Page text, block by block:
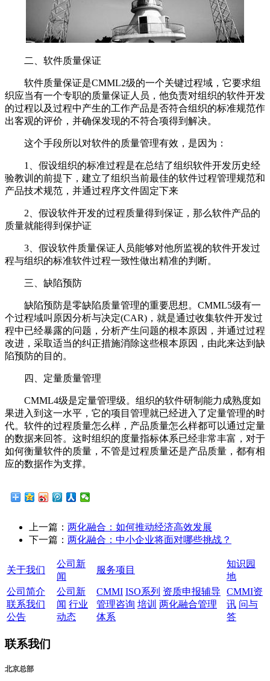
二、软件质量保证
软件质量保证是CMML2级的一个关键过程域，它要求组
织应当有一个专职的质量保证人员，他负责对组织的软件开发
的过程以及过程中产生的工作产品是否符合组织的标准规范作
出客观的评价，并确保发现的不符合项得到解决。
这个手段所以对软件的质量管理有效，是因为：
1、假设组织的标准过程是在总结了组织软件开发历史经
验教训的前提下，建立了组织当前最佳的软件过程管理规范和
产品技术规范，并通过程序文件固定下来
2、假设软件开发的过程质量得到保证，那么软件产品的
质量就能得到保护证
3、假设软件质量保证人员能够对他所监视的软件开发过
程与组织的标准软件过程一致性做出精准的判断。
三、缺陷预防
缺陷预防是零缺陷质量管理的重要思想。CMML5级有一
个过程域叫原因分析与决定(CAR)，就是通过收集软件开发过
程中已经暴露的问题，分析产生问题的根本原因，并通过过程
改进，采取适当的纠正措施消除这些根本原因，由此来达到缺
陷预防的目的。
四、定量质量管理
CMML4级是定量管理级。组织的软件研制能力成熟度如
果进入到这一水平，它的项目管理就已经进入了定量管理的时
代。软件的过程质量怎么样，产品质量怎么样都可以通过定量
的数据来回答。这时组织的度量指标体系已经非常丰富，对于
如何衡量软件的质量，不管是过程质量还是产品质量，都有相
应的数据作为支撑。
上一篇： 两化融合：如何推动经济高效发展
下一篇： 两化融合：中小企业将面对哪些挑战？
关于我们
公司新
闻
服务项目
知识园
地
公司简介
联系我们
公告
公司新
闻 行业
动态
CMMI ISO系列 资质申报辅导
管理咨询 培训 两化融合管理
体系
CMMI资
讯 问与
答
联系我们
北京总部